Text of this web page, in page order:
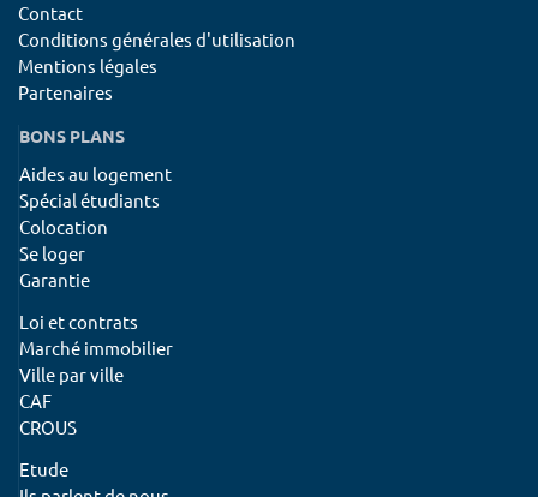
Contact
Conditions générales d'utilisation
Mentions légales
Partenaires
BONS PLANS
Aides au logement
Spécial étudiants
Colocation
Se loger
Garantie
Loi et contrats
Marché immobilier
Ville par ville
CAF
CROUS
Etude